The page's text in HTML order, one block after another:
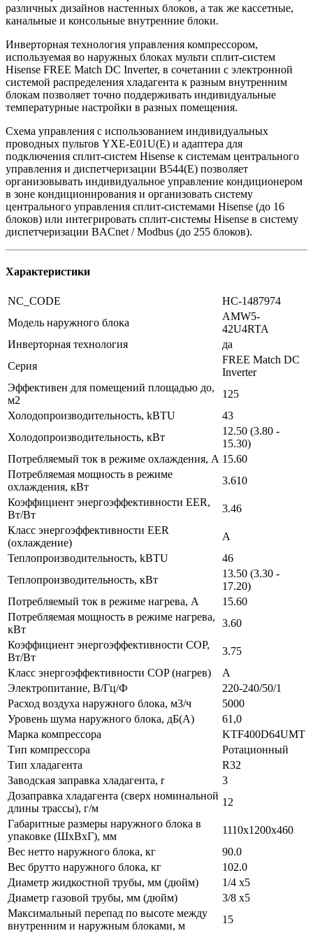
различных дизайнов настенных блоков, а так же кассетные,
канальные и консольные внутренние блоки.
Инверторная технология управления компрессором,
используемая во наружных блоках мульти сплит-систем
Hisense FREE Match DC Inverter, в сочетании с электронной
системой распределения хладагента к разным внутренним
блокам позволяет точно поддерживать индивидуальные
температурные настройки в разных помещения.
Схема управления с использованием индивидуальных
проводных пультов YXE-E01U(E) и адаптера для
подключения сплит-систем Hisense к системам центрального
управления и диспетчеризации B544(E) позволяет
организовывать индивидуальное управление кондиционером
в зоне кондиционирования и организовать систему
центрального управления сплит-системами Hisense (до 16
блоков) или интегрировать сплит-системы Hisense в систему
диспетчеризации BACnet / Modbus (до 255 блоков).
Характеристики
NC_CODE
НС-1487974
Модель наружного блока
AMW5-
42U4RTA
Инверторная технология
да
Серия
FREE Match DC
Inverter
Эффективен для помещений площадью до,
м2
125
Холодопроизводительность, kBTU
43
Холодопроизводительность, кВт
12.50 (3.80 -
15.30)
Потребляемый ток в режиме охлаждения, A 15.60
Потребляемая мощность в режиме
охлаждения, кВт
3.610
Коэффициент энергоэффективности EER,
Вт/Вт
3.46
Класс энергоэффективности EER
(охлаждение)
A
Теплопроизводительность, kBTU
46
Теплопроизводительность, кВт
13.50 (3.30 -
17.20)
Потребляемый ток в режиме нагрева, A
15.60
Потребляемая мощность в режиме нагрева,
кВт
3.60
Коэффициент энергоэффективности COP,
Вт/Вт
3.75
Класс энергоэффективности COP (нагрев)
A
Электропитание, В/Гц/Ф
220-240/50/1
Расход воздуха наружного блока, м3/ч
5000
Уровень шума наружного блока, дБ(А)
61,0
Марка компрессора
KTF400D64UMT
Тип компрессора
Ротационный
Тип хладагента
R32
Заводская заправка хладагента, r
3
Дозаправка хладагента (сверх номинальной
длины трассы), г/м
12
Габаритные размеры наружного блока в
упаковке (ШxВxГ), мм
1110x1200x460
Вес нетто наружного блока, кг
90.0
Вес брутто наружного блока, кг
102.0
Диаметр жидкостной трубы, мм (дюйм)
1/4 x5
Диаметр газовой трубы, мм (дюйм)
3/8 x5
Максимальный перепад по высоте между
внутренним и наружным блоками, м
15